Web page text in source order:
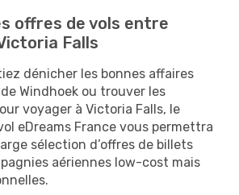
offres de vols entre
Falls
dénicher les bonnes affaires
Windhoek ou trouver les
voyager à Victoria Falls, le
eDreams France vous permettra
sélection d’offres de billets
aériennes low-cost mais